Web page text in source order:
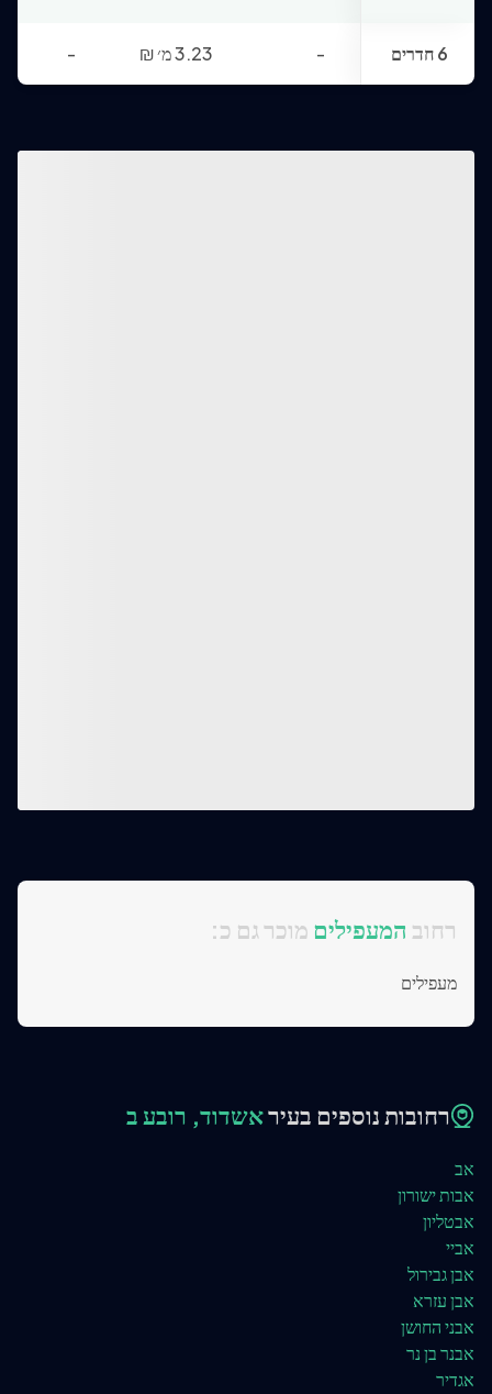
6 חדרים - 3.23 מ׳ ₪
-
:רחוב המעפילים מוכר גם כ
מעפילים
רחובות נוספים בעיראשדוד, רובע ב
אב
אבות ישורון
אבטליון
אביי
אבן גבירול
אבן עזרא
אבני החושן
אבנר בן נר
אגדיר